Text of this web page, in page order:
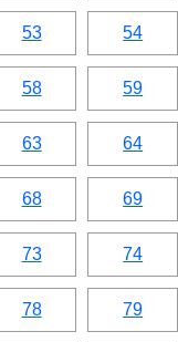
53 54
58 59
63 64
68 69
73 74
78 79